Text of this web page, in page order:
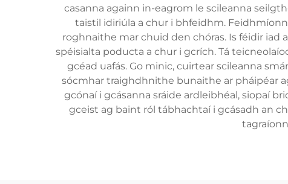
casanna againn in-eagrom le scileanna
taistil idiriúla a chur i bhfeidhm.
roghnaithe mar chuid den chóras. Is féidir iad
spéisialta poducta a chur i gcrích. Tá
gcéad uafás. Go minic, cuirtear scileanna
sócmhar traighdhnithe bunaithe ar pháipéar
gcónaí i gcásanna sráide ardleibhéal, siopaí
gceist ag baint ról tábhachtaí i gcásadh an